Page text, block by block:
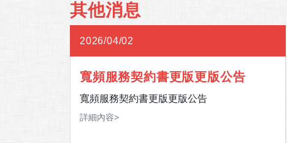
其他消息
2026/04/02
寬頻服務契約書更版更版公告
寬頻服務契約書更版更版公告
詳細內容>